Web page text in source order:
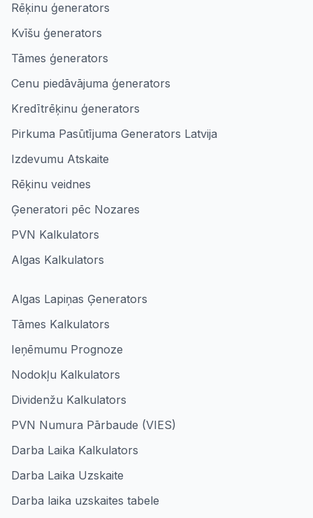
Rēķinu ģenerators
Kvīšu ģenerators
Tāmes ģenerators
Cenu piedāvājuma ģenerators
Kredītrēķinu ģenerators
Pirkuma Pasūtījuma Generators Latvija
Izdevumu Atskaite
Rēķinu veidnes
Ģeneratori pēc Nozares
PVN Kalkulators
Algas Kalkulators
Algas Lapiņas Ģenerators
Tāmes Kalkulators
Ieņēmumu Prognoze
Nodokļu Kalkulators
Dividenžu Kalkulators
PVN Numura Pārbaude (VIES)
Darba Laika Kalkulators
Darba Laika Uzskaite
Darba laika uzskaites tabele